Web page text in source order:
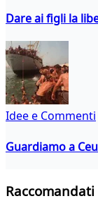
Dare ai figli la
Idee e Commenti
Guardiamo a